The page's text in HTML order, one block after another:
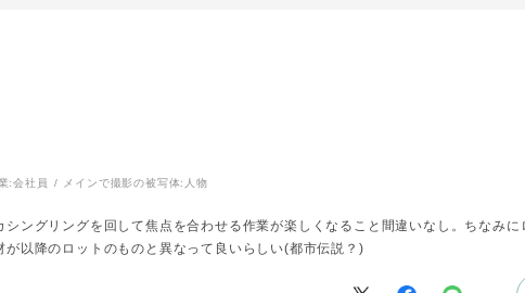
:会社員 メインで撮影の被写体: 人物
ングリングを回して焦点を合わせる作業が楽しくなること間違いなし。ちなみ
が以降のロットのものと異なって良いらしい(都市伝説？)